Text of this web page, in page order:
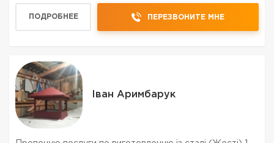
ПОДРОБНЕЕ ПЕРЕЗВОНИТЕ МНЕ
Іван Аримбарук